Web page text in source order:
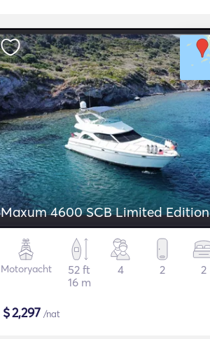
Maxum 4600 SCB Limited Edition
Motoryacht
52 ft
16 m
4 2 2
$2,297 /nat